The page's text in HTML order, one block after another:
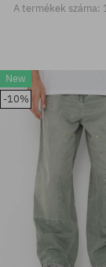
A termékek száma:
New
-10%